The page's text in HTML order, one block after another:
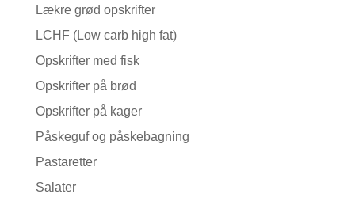
Lækre grød opskrifter
LCHF (Low carb high fat)
Opskrifter med fisk
Opskrifter på brød
Opskrifter på kager
Påskeguf og påskebagning
Pastaretter
Salater